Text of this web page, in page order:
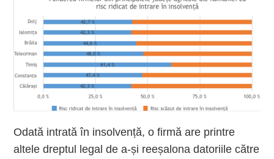
Odată intrată în insolvență, o firmă are printre
altele dreptul legal de a-și reeșalona datoriile către